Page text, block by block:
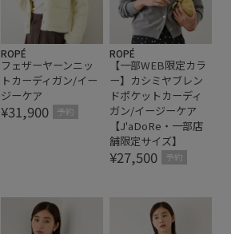
ROPÉ
フェザーヤーンニッ
トカーディガン/イー
ジーケア
¥31,900 予約
ROPÉ
【一部WEB限定カラ
ー】カシミヤブレン
ドポケットカーディ
ガン/イージーケア
【J'aDoRe・一部店
舗限定サイズ】
¥27,500 予約